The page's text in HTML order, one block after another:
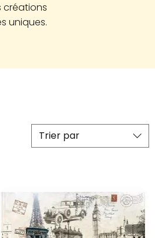
créations
uniques.
Trier par